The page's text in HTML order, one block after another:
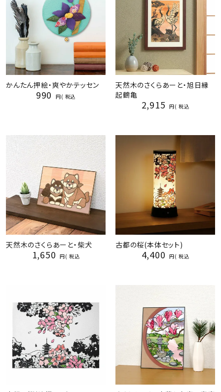
かんたん押絵・爽やかテッセン
990 税込
天然木のさくらあーと・旭日縁
起鶴亀
2,915 税込
天然木のさくらあーと・柴犬
1,650 税込
古都の桜(本体セット)
4,400 税込